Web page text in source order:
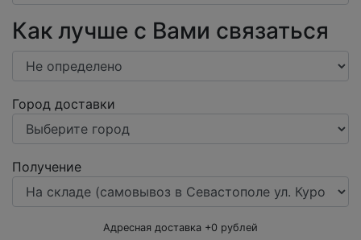
Как лучше с Вами связаться
Город доставки
Получение
Адресная доставка +0 рублей